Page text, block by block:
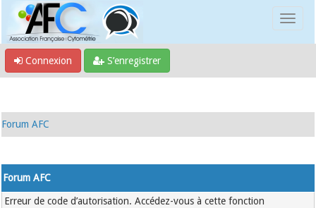
Connexion S’enregistrer
Forum AFC
Forum AFC
Erreur de code d’autorisation. Accédez-vous à cette fonction